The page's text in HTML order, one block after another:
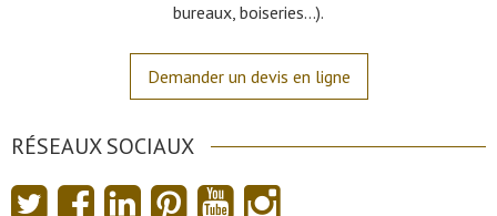
bureaux, boiseries…).
Demander un devis en ligne
RÉSEAUX SOCIAUX